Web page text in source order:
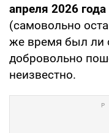
апреля 2026
(самовольно
же время был ли
добровольно
неизвестно.